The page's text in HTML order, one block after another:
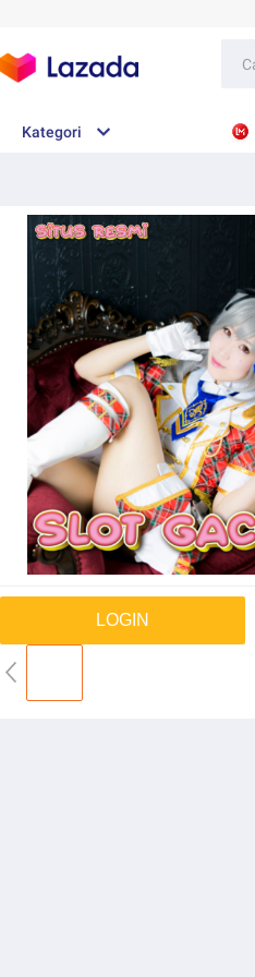
Kategori
LOGIN